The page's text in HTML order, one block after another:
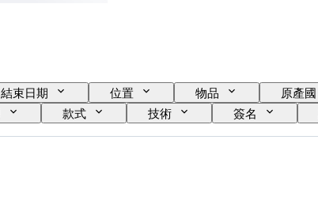
結束日期 位置 物品 原產國
款式 技術 簽名
錶殼直徑 錶帶材質 時代